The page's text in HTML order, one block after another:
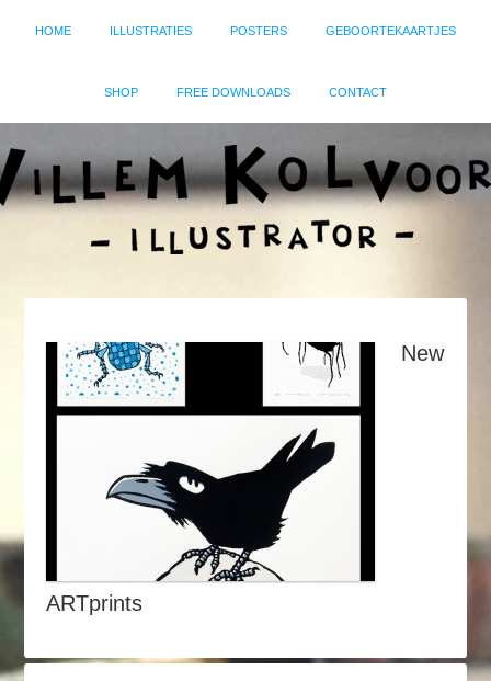
HOME ILLUSTRATIES POSTERS GEBOORTEKAARTJES
SHOP FREE DOWNLOADS CONTACT
New
ARTprints